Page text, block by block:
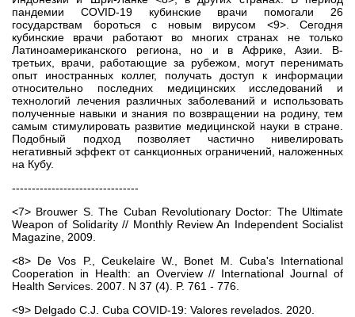
пандемии COVID-19 кубинские врачи помогали 26
государствам бороться с новым вирусом <9>. Сегодня
кубинские врачи работают во многих странах не только
Латиноамериканского региона, но и в Африке, Азии. В-
третьих, врачи, работающие за рубежом, могут перенимать
опыт иностранных коллег, получать доступ к информации
относительно последних медицинских исследований и
технологий лечения различных заболеваний и использовать
полученные навыки и знания по возвращении на родину, тем
самым стимулировать развитие медицинской науки в стране.
Подобный подход позволяет частично нивелировать
негативный эффект от санкционных ограничений, наложенных
на Кубу.
--------------------------------
<7> Brouwer S. The Cuban Revolutionary Doctor: The Ultimate
Weapon of Solidarity // Monthly Review An Independent Socialist
Magazine, 2009.
<8> De Vos P., Ceukelaire W., Bonet M. Cuba's International
Cooperation in Health: an Overview // International Journal of
Health Services. 2007. N 37 (4). P. 761 - 776.
<9> Delgado C.J. Cuba COVID-19: Valores revelados. 2020.